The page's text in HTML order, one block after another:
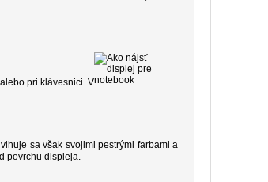
pri klávesnici. V
sa však svojimi pestrými farbami a
povrchu displeja.